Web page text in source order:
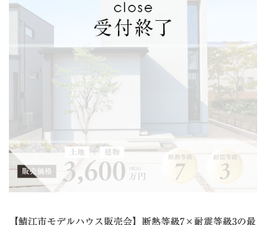
【鯖江市モデルハウス販売会】断熱等級7×耐震等級3の最